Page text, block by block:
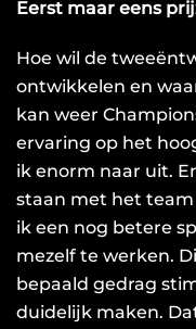
Eerst maar eens
Hoe wil de
ontwikkelen en
kan weer
ervaring op het
ik enorm naar uit.
staan met het
ik een nog betere
mezelf te werken.
bepaald gedrag
duidelijk maken.